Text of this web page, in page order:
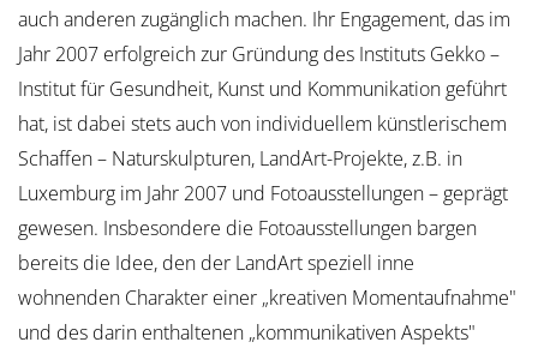
auch anderen zugänglich machen. Ihr Engagement, das im
Jahr 2007 erfolgreich zur Gründung des Instituts Gekko –
Institut für Gesundheit, Kunst und Kommunikation geführt
hat, ist dabei stets auch von individuellem künstlerischem
Schaffen – Naturskulpturen, LandArt-Projekte, z.B. in
Luxemburg im Jahr 2007 und Fotoausstellungen – geprägt
gewesen. Insbesondere die Fotoausstellungen bargen
bereits die Idee, den der LandArt speziell inne
wohnenden Charakter einer „kreativen Momentaufnahme"
und des darin enthaltenen „kommunikativen Aspekts"